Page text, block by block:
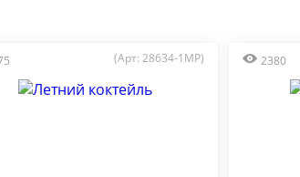
(Арт: 28634-1MP) 2380